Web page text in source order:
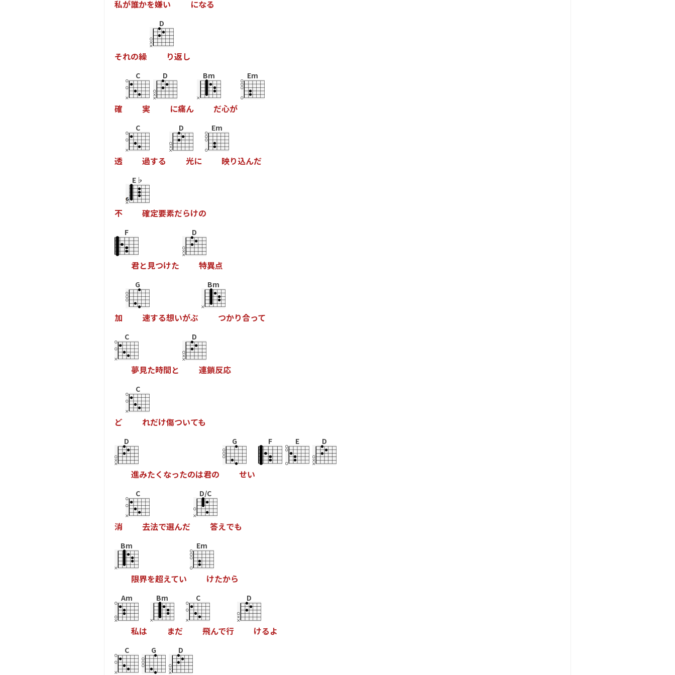
私が誰かを嫌い になる
それの繰
D
り返し
確
C
実
D
に痛ん
Bm
だ心が
Em
透
C
過する
D
光に
Em
映り込んだ
不
E♭
確定要素だらけの
F
君と見つけた
D
特異点
加
G
速する想いがぶ
Bm
つかり合って
C
夢見た時間と
D
連鎖反応
ど
C
れだけ傷ついても
D
進みたく なったのは君の
G
せい
F E D
消
C
去法で選んだ
D/C
答えでも
Bm
限界を超えてい
Em
けたから
Am
私は
Bm
まだ
C
飛んで行
D
けるよ
C G D